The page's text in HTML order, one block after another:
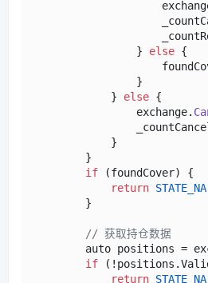
                }
else {
                }
            }
else {
                exchange.
            }
        }
if (foundCover) {
return STATE_NA
        }
// 获取持仓数据
auto positions =
if (!positions.
return STATE_NA